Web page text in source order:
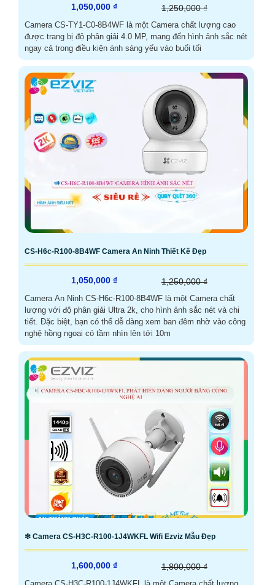
1,050,000 ₫ 1,250,000 ₫
Camera CS-TY1-C0-8B4WF là một Camera chất lượng cao
được trang bị độ phân giải 4.0 MP, mang đến hình ảnh sắc nét
ngay cả trong điều kiện ánh sáng yếu vào buổi tối
CS-H6c-R100-8B4WF Camera An Ninh Thiết Kế Đẹp
1,050,000 ₫ 1,250,000 ₫
Camera An Ninh CS-H6c-R100-8B4WF là một Camera chất
lượng với độ phân giải Ultra 2k, cho hình ảnh sắc nét và chi
tiết. Đặc biệt, bạn có thể dễ dàng xem ban đêm nhờ vào công
nghệ hồng ngoại có tầm nhìn lên tới 10m
❇ Camera CS-H3C-R100-1J4WKFL Wifi Ezviz Mẫu Đẹp
1,600,000 ₫ 1,800,000 ₫